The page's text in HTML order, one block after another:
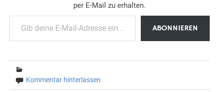
per E-Mail zu erhalten.
Gib deine E-Mail-Adresse ein ...
ABONNIEREN
Kommentar hinterlassen